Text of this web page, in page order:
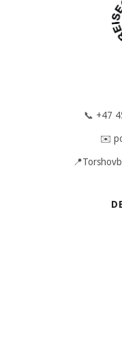
📞 +47
✉️